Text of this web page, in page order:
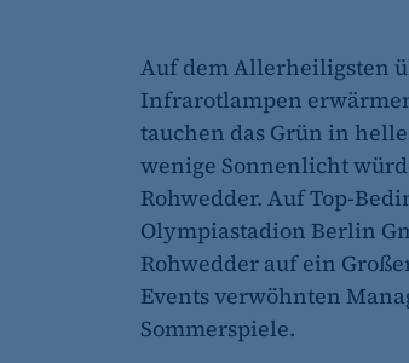
Auf dem Allerheiligsten
Infrarotlampen
tauchen das Grün in
wenige Sonnenlicht
Rohwedder. Auf Top-
Olympiastadion Berlin
Rohwedder auf ein
Events verwöhnten
Sommerspiele.